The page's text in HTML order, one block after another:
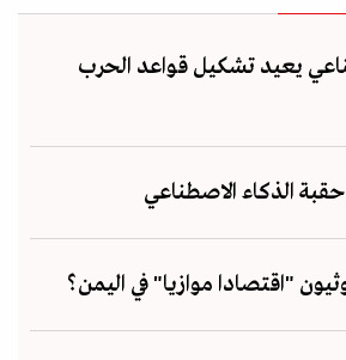
يعيد تشكيل قواعد الحرب
الذكاء الاصطناعي
"اقتصادا موازيا" في اليمن؟